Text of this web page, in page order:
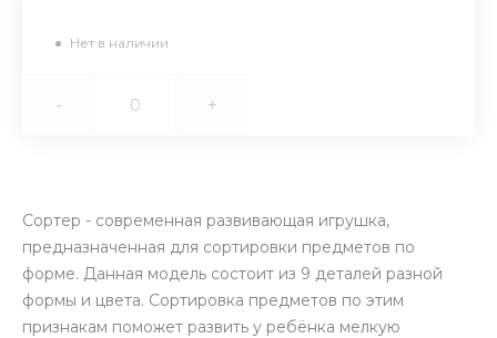
Нет в наличии
- +
Сортер - современная развивающая игрушка,
предназначенная для сортировки предметов по
форме. Данная модель состоит из 9 деталей разной
формы и цвета. Сортировка предметов по этим
признакам поможет развить у ребёнка мелкую